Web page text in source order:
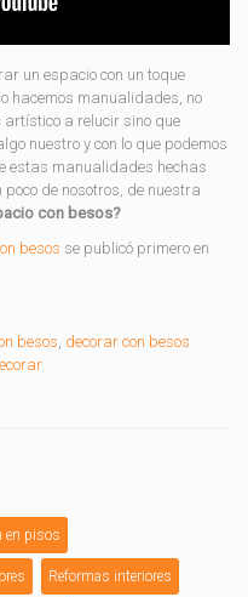
un espacio con un toque
hacemos manualidades, no
a relucir sino que
nuestro y con lo que podemos
estas manualidades hechas
de nosotros, de nuestra
con besos?
besos se publicó primero en
besos, decorar con besos
en pisos
Reformas interiores